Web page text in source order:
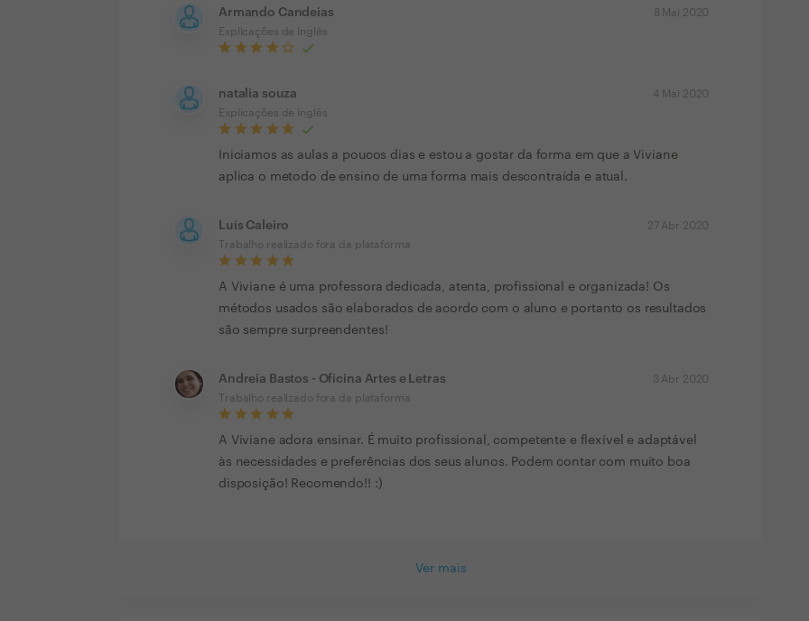
Armando Candeias
Explicações de Inglês
8 Mai 2020
natalia souza
Explicações de Inglês
4 Mai 2020
Iniciamos as aulas a poucos dias e estou a gostar da forma em que a Viviane
aplica o metodo de ensino de uma forma mais descontraída e atual.
Luís Caleiro
Trabalho realizado fora da plataforma
27 Abr 2020
A Viviane é uma professora dedicada, atenta, profissional e organizada! Os
métodos usados são elaborados de acordo com o aluno e portanto os resultados
são sempre surpreendentes!
Andreia Bastos - Oficina Artes e Letras
Trabalho realizado fora da plataforma
3 Abr 2020
A Viviane adora ensinar. É muito profissional, competente e flexível e adaptável
às necessidades e preferências dos seus alunos. Podem contar com muito boa
disposição! Recomendo!! :)
Ver mais